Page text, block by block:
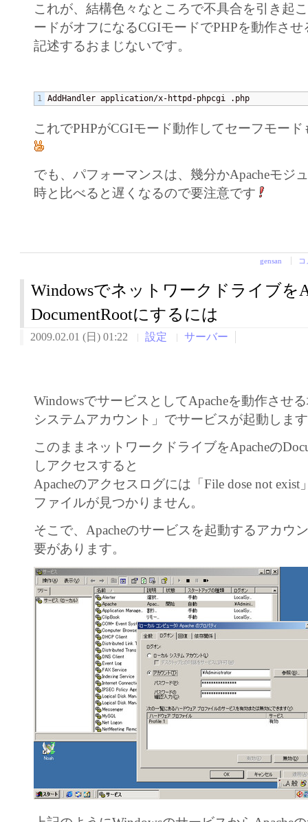
これが、結構色々なところで不具合を引き起
ードがオフになるCGIモードでPHPを動作させ
記述するおまじないです。
AddHandler application/x-httpd-phpcgi .php
これでPHPがCGIモード動作してセーフモー
でも、パフォーマンスは、幾分かApacheモジ
時と比べると遅くなるので要注意です
gensan
Windowsでネットワークドライブを
DocumentRootにするには
2009.02.01 (日) 01:22 設定 サーバー
WindowsでサービスとしてApacheを動作させ
システムアカウント」でサービスが起動しま
このままネットワークドライブをApacheの
しアクセスすると
Apacheのアクセスログには「File dose not
ファイルが見つかりません。
そこで、Apacheのサービスを起動するアカウ
要があります。